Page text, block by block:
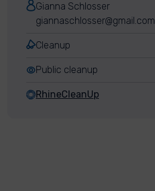
Gianna Schlosser
giannaschlosser@gmail.com
Cleanup
Public cleanup
RhineCleanUp